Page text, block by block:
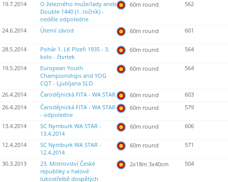
19.7.2014
O železného muže/lady aneb
Double 1440 (1. ročník) -
neděle odpoledne
60m round 562
24.6.2014 Úterní závod 60m round 601
28.5.2014
Pohár 1. LK Plzeň 1935 - 3.
kolo - čtvrtek
60m round 564
19.5.2014
European Youth
Championships and YOG
CQT - Ljubljana SLO
60m round 564
26.4.2014 Čarodějnická FITA - WA STAR 60m round
603
26.4.2014
Čarodějnická FITA - WA STAR
- odpoledne
60m round 579
13.4.2014
SC Nymburk WA STAR -
13.4.2014
60m round 606
12.4.2014
SC Nymburk WA STAR -
12.4.2014
60m round 571
30.3.2013
23. Mistrovství České
republiky v halové
lukostřelbě dospělých
2x18m 3x40cm 504